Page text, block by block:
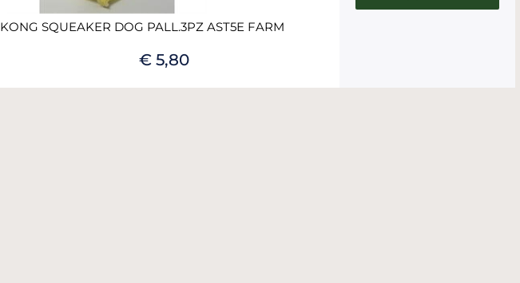
KONG SQUEAKER DOG PALL.3PZ AST5E FARM
€ 5,80